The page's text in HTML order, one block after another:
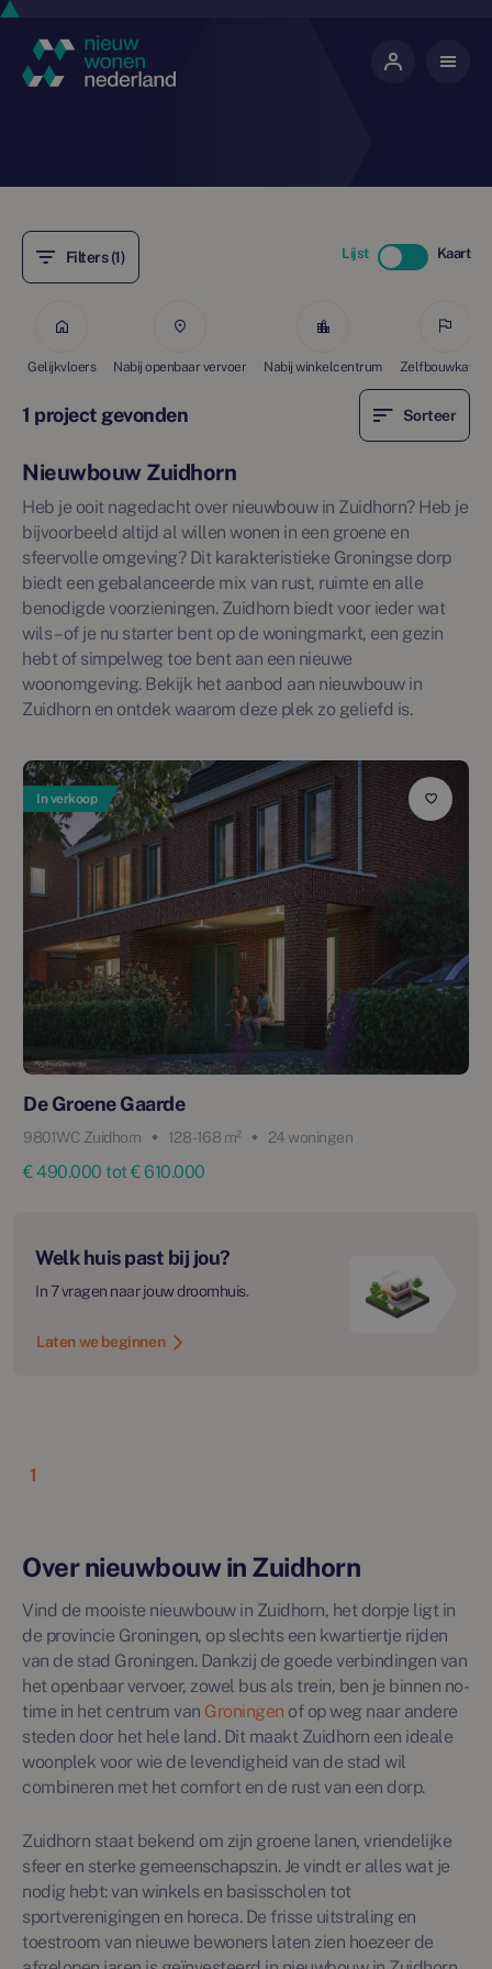
Filters (1) Lijst Kaart
Gelijkvloers Nabij openbaar vervoer Nabij winkelcentrum Zelfbouwkavels
1 project gevonden Sorteer
Nieuwbouw Zuidhorn
Heb je ooit nagedacht over nieuwbouw in Zuidhorn? Heb je
bijvoorbeeld altijd al willen wonen in een groene en
sfeervolle omgeving? Dit karakteristieke Groningse dorp
biedt een gebalanceerde mix van rust, ruimte en alle
benodigde voorzieningen. Zuidhorn biedt voor ieder wat
wils – of je nu starter bent op de woningmarkt, een gezin
hebt of simpelweg toe bent aan een nieuwe
woonomgeving. Bekijk het aanbod aan nieuwbouw in
Zuidhorn en ontdek waarom deze plek zo geliefd is.
In verkoop
De Groene Gaarde
9801WC Zuidhorn 128 - 168 m² 24 woningen
€ 490.000 tot € 610.000
Welk huis past bij jou?
In 7 vragen naar jouw droomhuis.
Laten we beginnen
1
Over nieuwbouw in Zuidhorn
Vind de mooiste nieuwbouw in Zuidhorn, het dorpje ligt in
de provincie Groningen, op slechts een kwartiertje rijden
van de stad Groningen. Dankzij de goede verbindingen van
het openbaar vervoer, zowel bus als trein, ben je binnen no-
time in het centrum van Groningen of op weg naar andere
steden door het hele land. Dit maakt Zuidhorn een ideale
woonplek voor wie de levendigheid van de stad wil
combineren met het comfort en de rust van een dorp.
Zuidhorn staat bekend om zijn groene lanen, vriendelijke
sfeer en sterke gemeenschapszin. Je vindt er alles wat je
nodig hebt: van winkels en basisscholen tot
sportverenigingen en horeca. De frisse uitstraling en
toestroom van nieuwe bewoners laten zien hoezeer de